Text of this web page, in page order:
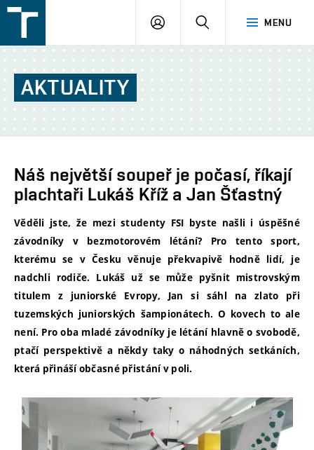
v
Brně
MENU
PŘIHLÁŠENÍ
AKTUALITY
Náš největší soupeř je počasí, říkají
plachtaři Lukáš Kříž a Jan Šťastný
Věděli jste, že mezi studenty FSI byste našli i úspěšné
závodníky v bezmotorovém létání? Pro tento sport,
kterému se v Česku věnuje překvapivě hodně lidí, je
nadchli rodiče. Lukáš už se může pyšnit mistrovským
titulem z juniorské Evropy, Jan si sáhl na zlato při
tuzemských juniorských šampionátech. O kovech to ale
není. Pro oba mladé závodníky je létání hlavně o svobodě,
ptačí perspektivě a někdy taky o náhodných setkáních,
která přináší občasné přistání v poli.